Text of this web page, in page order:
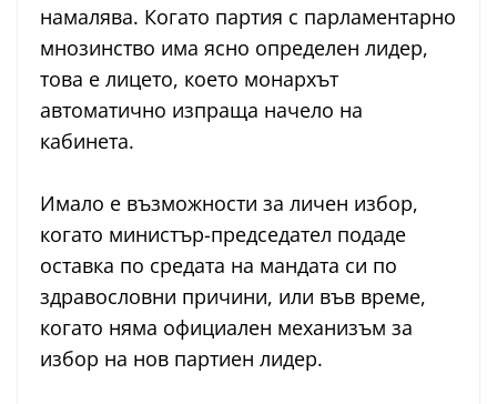
намалява. Когато партия с парламентарно
мнозинство има ясно определен лидер,
това е лицето, което монархът
автоматично изпраща начело на
кабинета.
Имало е възможности за личен избор,
когато министър-председател подаде
оставка по средата на мандата си по
здравословни причини, или във време,
когато няма официален механизъм за
избор на нов партиен лидер.